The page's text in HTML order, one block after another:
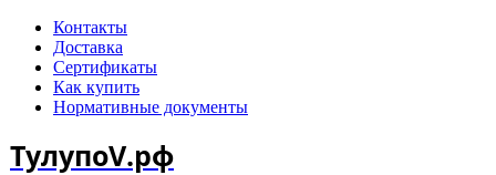
Контакты
Доставка
Сертификаты
Как купить
Нормативные документы
ТулупоV.рф